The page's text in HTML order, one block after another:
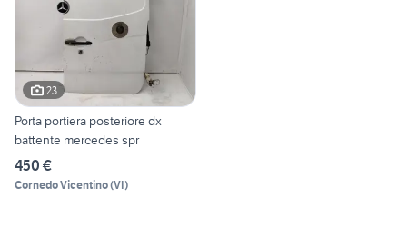
23
Porta portiera posteriore dx
battente mercedes spr
450 €
Cornedo Vicentino(VI)